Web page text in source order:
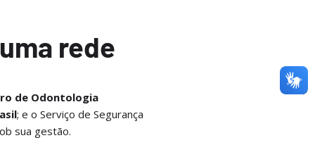
rede
de Odontologia
; e o Serviço de Segurança
sua gestão.